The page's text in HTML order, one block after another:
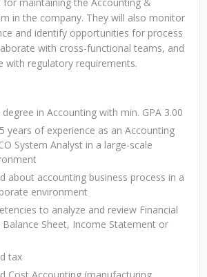
in the company. They will also monitor
and identify opportunities for process
with cross-functional teams, and
with regulatory requirements.
degree in Accounting with min. GPA 3.00
years of experience as an Accounting
System Analyst in a large-scale
about accounting business process in a
environment
to analyze and review Financial
Balance Sheet, Income Statement or
tax